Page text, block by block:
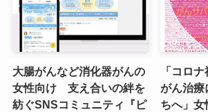
大腸がんなど消化器がんの
女性向け 支え合いの絆を
紡ぐSNSコミュニティ『ピ
「コロ
がん治療
ちへ」女